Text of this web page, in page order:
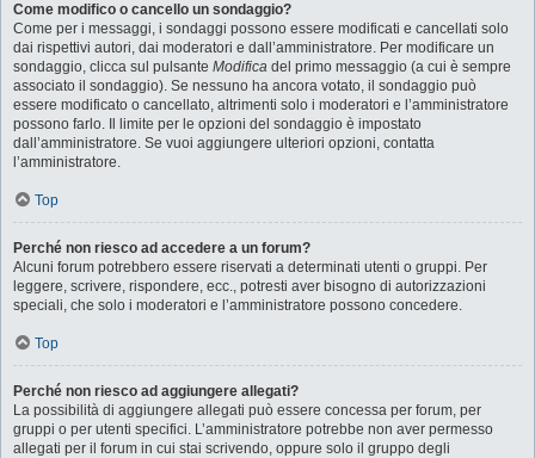
Come modifico o cancello un sondaggio?
Come per i messaggi, i sondaggi possono essere modificati e cancellati solo
dai rispettivi autori, dai moderatori e dall’amministratore. Per modificare un
sondaggio, clicca sul pulsante Modifica del primo messaggio (a cui è sempre
associato il sondaggio). Se nessuno ha ancora votato, il sondaggio può
essere modificato o cancellato, altrimenti solo i moderatori e l’amministratore
possono farlo. Il limite per le opzioni del sondaggio è impostato
dall’amministratore. Se vuoi aggiungere ulteriori opzioni, contatta
l’amministratore.
Top
Perché non riesco ad accedere a un forum?
Alcuni forum potrebbero essere riservati a determinati utenti o gruppi. Per
leggere, scrivere, rispondere, ecc., potresti aver bisogno di autorizzazioni
speciali, che solo i moderatori e l’amministratore possono concedere.
Top
Perché non riesco ad aggiungere allegati?
La possibilità di aggiungere allegati può essere concessa per forum, per
gruppi o per utenti specifici. L’amministratore potrebbe non aver permesso
allegati per il forum in cui stai scrivendo, oppure solo il gruppo degli